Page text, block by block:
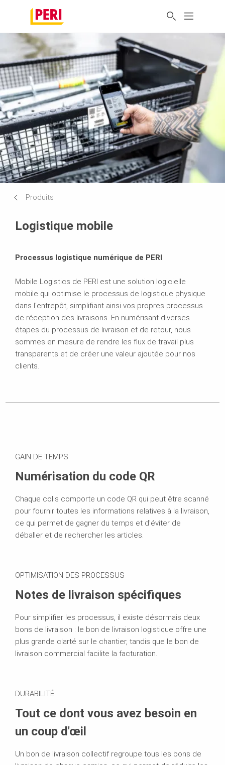
Produits
Logistique mobile
Processus logistique numérique de PERI
Mobile Logistics de PERI est une solution logicielle
mobile qui optimise le processus de logistique physique
dans l'entrepôt, simplifiant ainsi vos propres processus
de réception des livraisons. En numérisant diverses
étapes du processus de livraison et de retour, nous
sommes en mesure de rendre les flux de travail plus
transparents et de créer une valeur ajoutée pour nos
clients.
GAIN DE TEMPS
Numérisation du code QR
Chaque colis comporte un code QR qui peut être scanné
pour fournir toutes les informations relatives à la livraison,
ce qui permet de gagner du temps et d'éviter de
déballer et de rechercher les articles.
OPTIMISATION DES PROCESSUS
Notes de livraison spécifiques
Pour simplifier les processus, il existe désormais deux
bons de livraison : le bon de livraison logistique offre une
plus grande clarté sur le chantier, tandis que le bon de
livraison commercial facilite la facturation.
DURABILITÉ
Tout ce dont vous avez besoin en
un coup d'œil
Un bon de livraison collectif regroupe tous les bons de